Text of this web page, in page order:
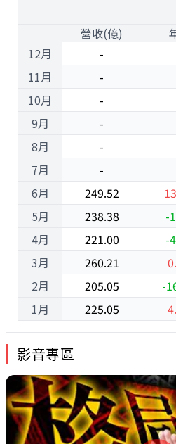
12月
11月
10月
9月
8月
7月
6月
5月
4月
3月
2月
1月
營收(億)
-
-
-
-
-
-
249.52
238.38
-
221.00
-
260.21
205.05
-
225.05
影音專區